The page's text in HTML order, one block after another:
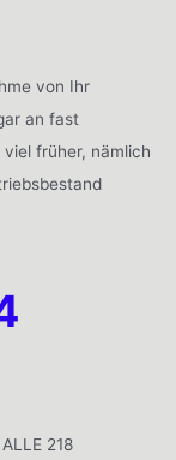
von Ihr
an fast
früher, nämlich
218